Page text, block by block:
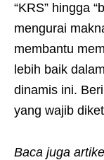
“KRS” hingga
mengurai
membantu
lebih baik
dinamis ini.
yang wajib
Baca juga